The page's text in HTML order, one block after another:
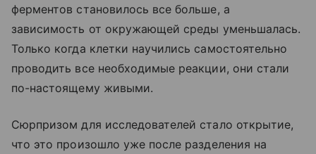
ферментов становилось все больше, а
зависимость от окружающей среды уменьшалась.
Только когда клетки научились самостоятельно
проводить все необходимые реакции, они стали
по-настоящему живыми.
Сюрпризом для исследователей стало открытие,
что это произошло уже после разделения на